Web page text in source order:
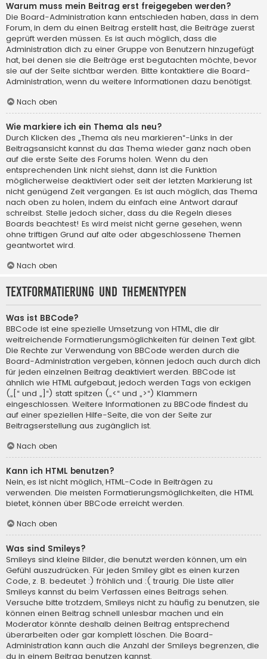
Warum muss mein Beitrag erst freigegeben werden?
Die Board-Administration kann entschieden haben, dass in dem
Forum, in dem du einen Beitrag erstellt hast, die Beiträge zuerst
geprüft werden müssen. Es ist auch möglich, dass die
Administration dich zu einer Gruppe von Benutzern hinzugefügt
hat, bei denen sie die Beiträge erst begutachten möchte, bevor
sie auf der Seite sichtbar werden. Bitte kontaktiere die Board-
Administration, wenn du weitere Informationen dazu benötigst.
Nach oben
Wie markiere ich ein Thema als neu?
Durch Klicken des „Thema als neu markieren“-Links in der
Beitragsansicht kannst du das Thema wieder ganz nach oben
auf die erste Seite des Forums holen. Wenn du den
entsprechenden Link nicht siehst, dann ist die Funktion
möglicherweise deaktiviert oder seit der letzten Markierung ist
nicht genügend Zeit vergangen. Es ist auch möglich, das Thema
nach oben zu holen, indem du einfach eine Antwort darauf
schreibst. Stelle jedoch sicher, dass du die Regeln dieses
Boards beachtest! Es wird meist nicht gerne gesehen, wenn
ohne triftigen Grund auf alte oder abgeschlossene Themen
geantwortet wird.
Nach oben
Textformatierung und Thementypen
Was ist BBCode?
BBCode ist eine spezielle Umsetzung von HTML, die dir
weitreichende Formatierungsmöglichkeiten für deinen Text gibt.
Die Rechte zur Verwendung von BBCode werden durch die
Board-Administration vergeben, können jedoch auch durch dich
für jeden einzelnen Beitrag deaktiviert werden. BBCode ist
ähnlich wie HTML aufgebaut, jedoch werden Tags von eckigen
(„[“ und „]“) statt spitzen („<“ und „>“) Klammern
eingeschlossen. Weitere Informationen zu BBCode findest du
auf einer speziellen Hilfe-Seite, die von der Seite zur
Beitragserstellung aus zugänglich ist.
Nach oben
Kann ich HTML benutzen?
Nein, es ist nicht möglich, HTML-Code in Beiträgen zu
verwenden. Die meisten Formatierungsmöglichkeiten, die HTML
bietet, können über BBCode erreicht werden.
Nach oben
Was sind Smileys?
Smileys sind kleine Bilder, die benutzt werden können, um ein
Gefühl auszudrücken. Für jeden Smiley gibt es einen kurzen
Code, z. B. bedeutet :) fröhlich und :( traurig. Die Liste aller
Smileys kannst du beim Verfassen eines Beitrags sehen.
Versuche bitte trotzdem, Smileys nicht zu häufig zu benutzen, sie
können einen Beitrag schnell unlesbar machen und ein
Moderator könnte deshalb deinen Beitrag entsprechend
überarbeiten oder gar komplett löschen. Die Board-
Administration kann auch die Anzahl der Smileys begrenzen, die
du in einem Beitrag benutzen kannst.